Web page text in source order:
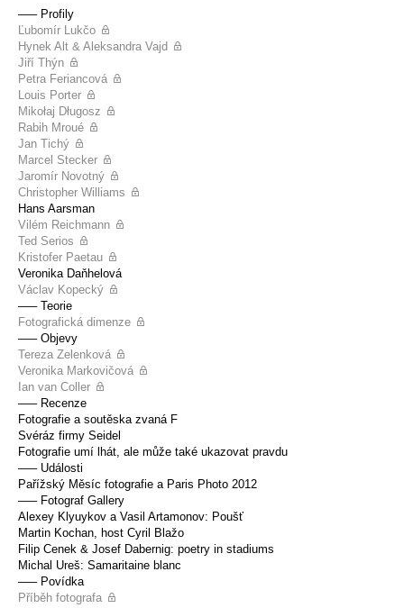
––– Profily
Ľubomír Lukčo
Hynek Alt & Aleksandra Vajd
Jiří Thýn
Petra Feriancová
Louis Porter
Mikołaj Długosz
Rabih Mroué
Jan Tichý
Marcel Stecker
Jaromír Novotný
Christopher Williams
Hans Aarsman
Vilém Reichmann
Ted Serios
Kristofer Paetau
Veronika Daňhelová
Václav Kopecký
––– Teorie
Fotografická dimenze
––– Objevy
Tereza Zelenková
Veronika Markovičová
Ian van Coller
––– Recenze
Fotografie a soutěska zvaná F
Svéráz firmy Seidel
Fotografie umí lhát, ale může také ukazovat pravdu
––– Události
Pařížský Měsíc fotografie a Paris Photo 2012
––– Fotograf Gallery
Alexey Klyuykov a Vasil Artamonov: Poušť
Martin Kochan, host Cyril Blažo
Filip Cenek & Josef Dabernig: poetry in stadiums
Michal Ureš: Samaritaine blanc
––– Povídka
Příběh fotografa